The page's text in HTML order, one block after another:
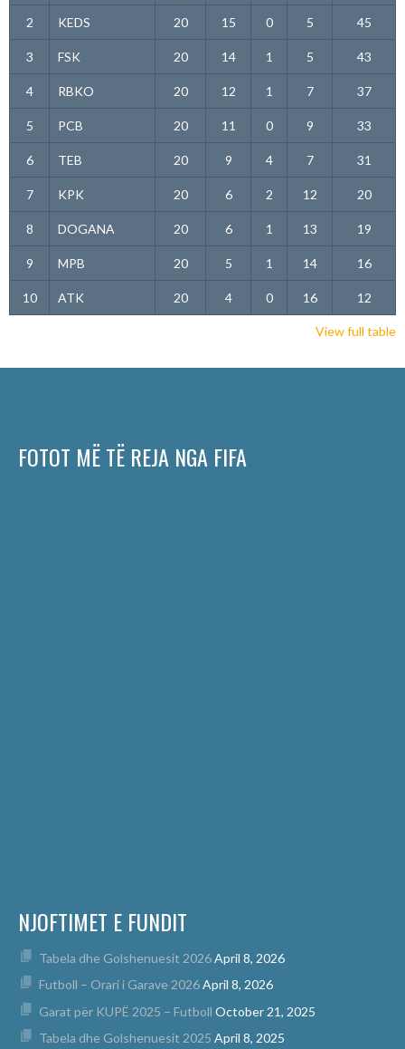
2 KEDS 20 15 0 5 45
3 FSK 20 14 1 5 43
4 RBKO 20 12 1 7 37
5 PCB 20 11 0 9 33
6 TEB 20 9 4 7 31
7 KPK 20 6 2 12 20
8 DOGANA 20 6 1 13 19
9 MPB 20 5 1 14 16
10 ATK 20 4 0 16 12
View full table
FOTOT MË TË REJA NGA FIFA
NJOFTIMET E FUNDIT
Tabela dhe Golshenuesit 2026April 8, 2026
Futboll – Orari i Garave 2026April 8, 2026
Garat për KUPË 2025 – Futboll October 21, 2025
Tabela dhe Golshenuesit 2025 April 8, 2025